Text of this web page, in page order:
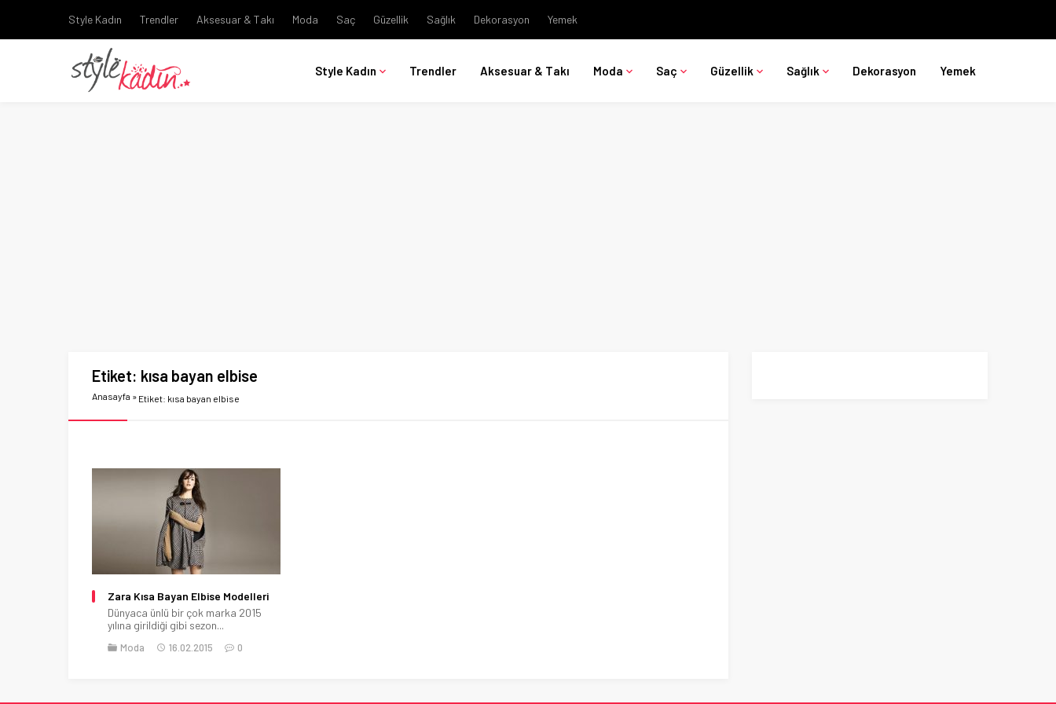
Style Kadın Trendler Aksesuar & Takı Moda Saç Güzellik Sağlık Dekorasyon Yemek
Style Kadın Trendler Aksesuar & Takı Moda Saç Güzellik Sağlık Dekorasyon Yemek
Etiket: kısa bayan elbise
Anasayfa » Etiket: kısa bayan elbise
Zara Kısa Bayan Elbise Modelleri
Dünyaca ünlü bir çok marka 2015
yılına girildiği gibi sezon...
Moda 16.02.2015 0